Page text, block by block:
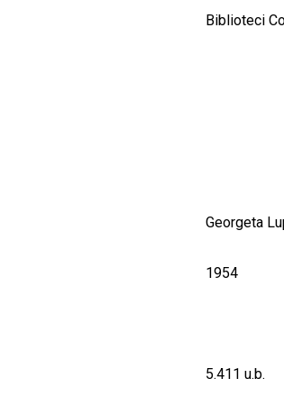
Biblioteci
Georgeta
1954
5.411 u.b.